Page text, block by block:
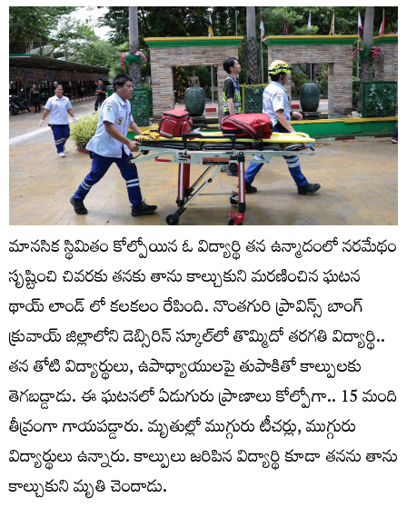
మానసిక స్థిమితం కోల్పోయిన ఓ విద్యార్థి తన ఉన్మాదంలో నరమేథం
సృష్టించి చివరకు తనకు తాను కాల్చుకుని మరణించిన ఘటన
థాయ్ లాండ్ లో కలకలం రేపింది. నొంతగురి ప్రావిన్స్‌ బాంగ్‌
క్రువాయ్‌ జిల్లాలోని డెబ్సిరిన్ స్కూల్‌లో తొమ్మిదో తరగతి విద్యార్థి..
తన తోటి విద్యార్థులు, ఉపాధ్యాయులపై తుపాకితో కాల్పులకు
తెగబడ్డాడు. ఈ ఘటనలో ఏడుగురు ప్రాణాలు కోల్పోగా.. 15 మంది
తీవ్రంగా గాయపడ్డారు. మృతుల్లో ముగ్గురు టీచర్లు, ముగ్గురు
విద్యార్థులు ఉన్నారు. కాల్పులు జరిపిన విద్యార్థి కూడా తనను తాను
కాల్చుకుని మృతి చెందాడు.